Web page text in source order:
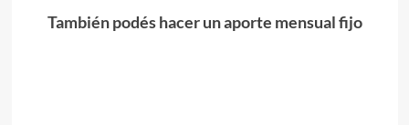
También podés hacer un aporte mensual fijo